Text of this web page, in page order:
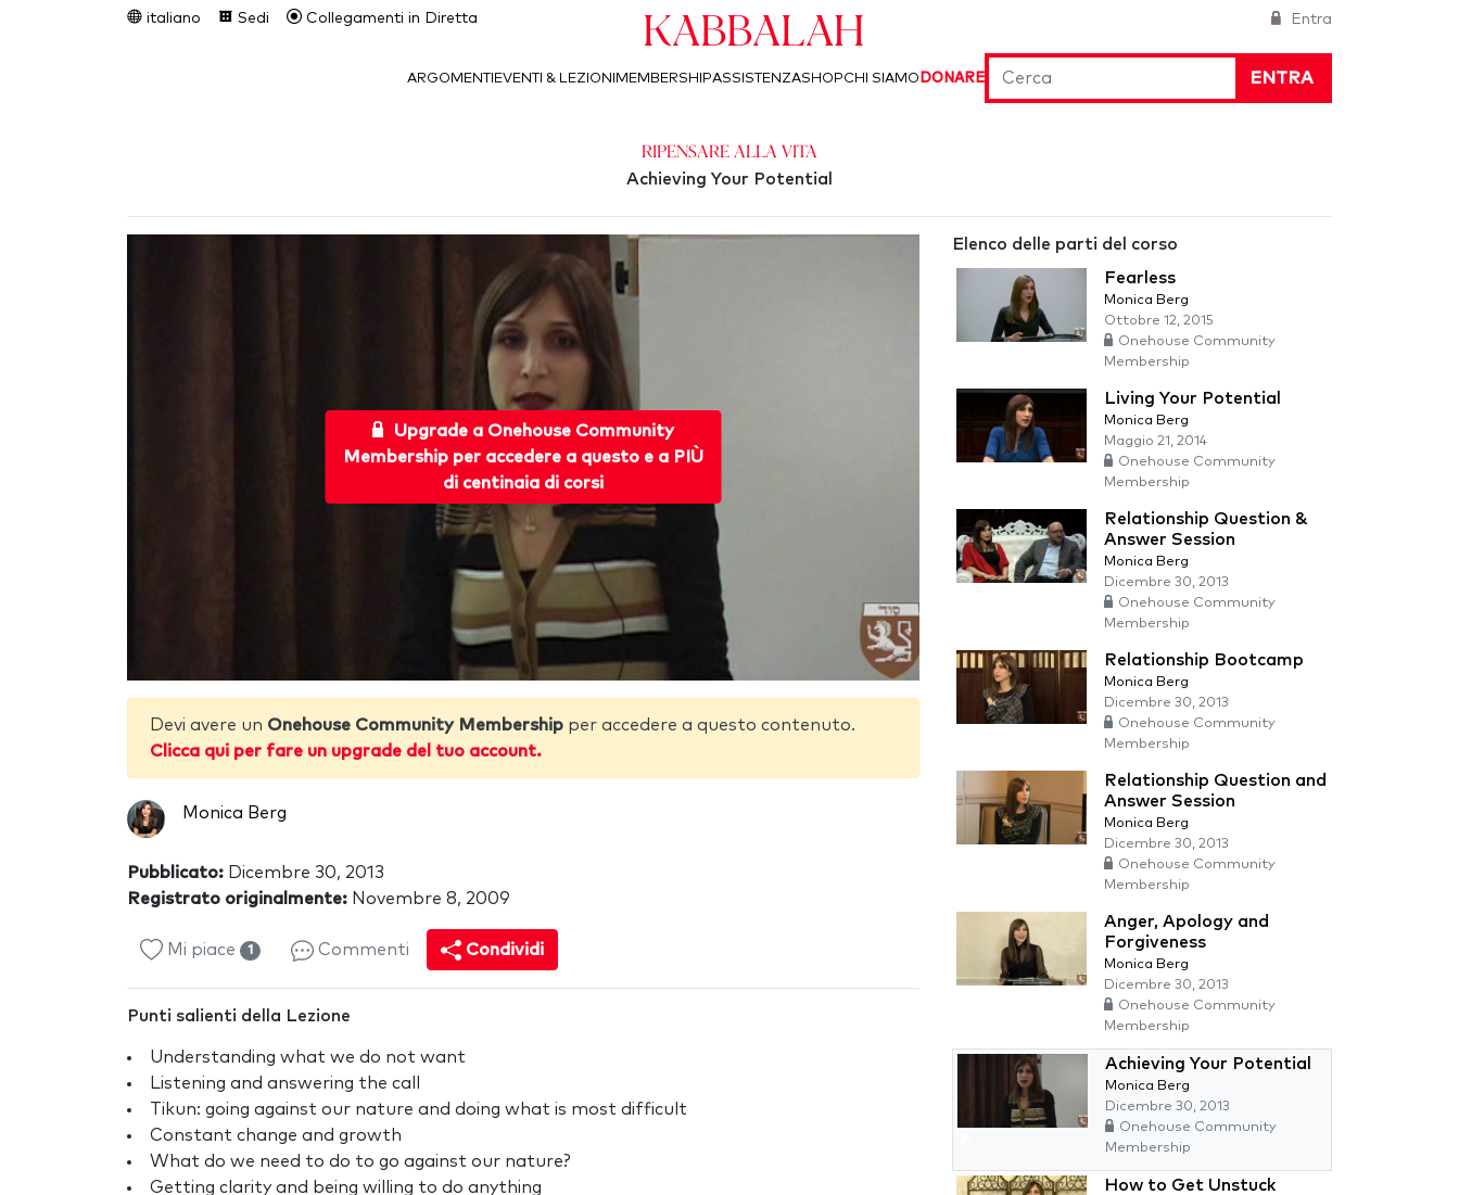
Entra
italiano Sedi Collegamenti in Diretta Kabbalah
ENTRA
ARGOMENTI EVENTI & LEZIONI MEMBERSHIPASSISTENZASHOPCHI SIAMO DONARE
Ripensare alla Vita
Achieving Your Potential
Upgrade a Onehouse Community
Membership per accedere a questo e a PIÙ
di centinaia di corsi
Devi avere un Onehouse Community Membership per accedere a questo contenuto.
Clicca qui per fare un upgrade del tuo account.
Monica Berg
Pubblicato: Dicembre 30, 2013
Registrato originalmente: Novembre 8, 2009
Mi piace 1 Commenti Condividi
Punti salienti della Lezione
Understanding what we do not want
Listening and answering the call
Tikun: going against our nature and doing what is most difficult
Constant change and growth
What do we need to do to go against our nature?
Getting clarity and being willing to do anything
Elenco delle parti del corso
Fearless
Monica Berg
Ottobre 12, 2015
Onehouse Community
Membership
Living Your Potential
Monica Berg
Maggio 21, 2014
Onehouse Community
Membership
Relationship Question &
Answer Session
Monica Berg
Dicembre 30, 2013
Onehouse Community
Membership
Relationship Bootcamp
Monica Berg
Dicembre 30, 2013
Onehouse Community
Membership
Relationship Question and
Answer Session
Monica Berg
Dicembre 30, 2013
Onehouse Community
Membership
Anger, Apology and
Forgiveness
Monica Berg
Dicembre 30, 2013
Onehouse Community
Membership
Achieving Your Potential
Monica Berg
Dicembre 30, 2013
Onehouse Community
Membership
How to Get Unstuck